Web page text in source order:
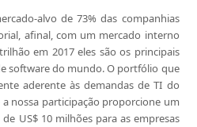
alvo de 73% das companhias
afinal, com um mercado interno
em 2017 eles são os principais
software do mundo. O portfólio que
aderente às demandas de TI do
a nossa participação proporcione um
US$ 10 milhões para as empresas